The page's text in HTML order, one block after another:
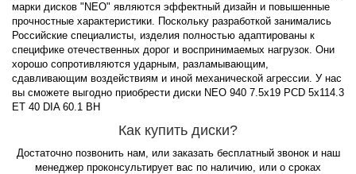
марки дисков "NEO" являются эффектный дизайн и повышенные
прочностные характеристики. Поскольку разработкой занимались
Российские специалисты, изделия полностью адаптированы к
специфике отечественных дорог и воспринимаемых нагрузок. Они
хорошо сопротивляются ударным, разламывающим,
сдавливающим воздействиям и иной механической агрессии. У нас
вы сможете выгодно приобрести диски NEO 940 7.5x19 PCD 5x114.3
ET 40 DIA 60.1 BH
Как купить диски?
Достаточно позвонить нам, или заказать бесплатный звонок и наш
менеджер проконсультирует вас по наличию, или о сроках